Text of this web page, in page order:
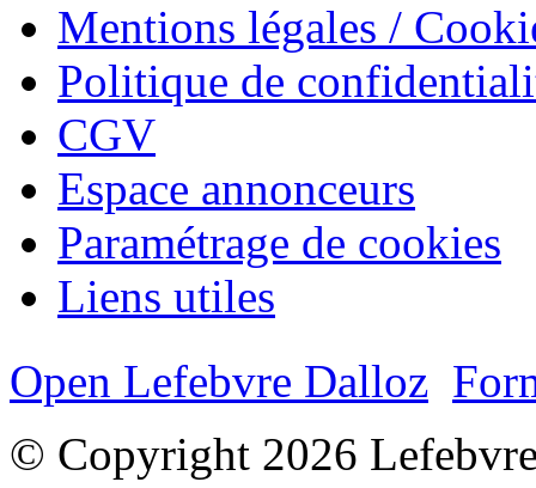
Mentions légales /
Politique de
CGV
Espace annonceurs
Paramétrage de cookies
Liens utiles
Open Lefebvre Dalloz
© Copyright 2026